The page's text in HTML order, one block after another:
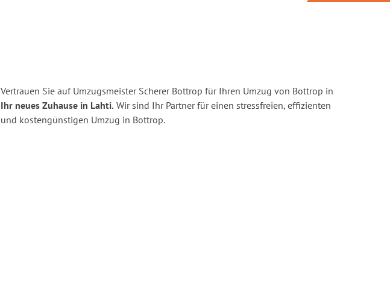
Vertrauen Sie auf Umzugsmeister Scherer Bottrop für Ihren Umzug von Bottrop in
Ihr neues Zuhause in Lahti. Wir sind Ihr Partner für einen stressfreien, effizienten
und kostengünstigen Umzug in Bottrop.